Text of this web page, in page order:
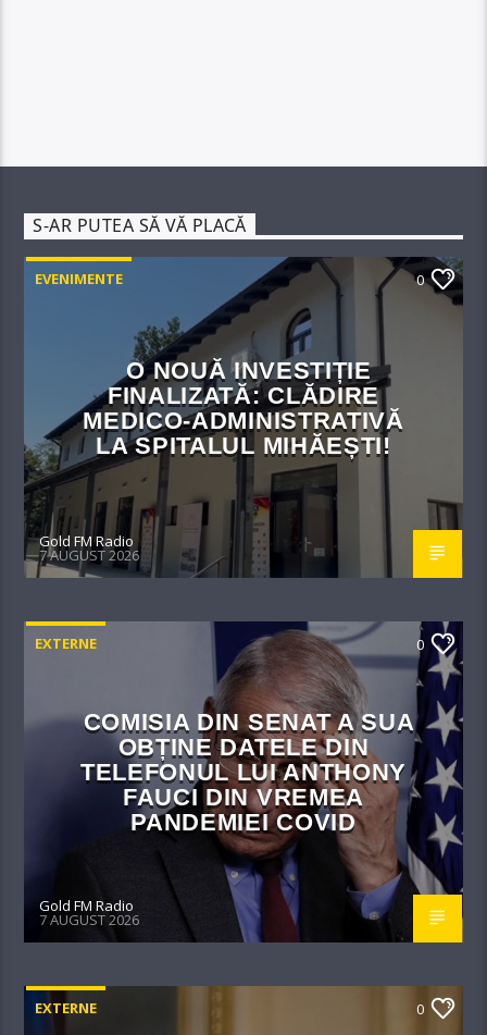
S-AR PUTEA SĂ VĂ PLACĂ
EVENIMENTE 0
O NOUĂ INVESTIȚIE
FINALIZATĂ: CLĂDIRE
MEDICO-ADMINISTRATIVĂ
LA SPITALUL MIHĂEȘTI!​
Gold FM Radio
7 AUGUST 2026
EXTERNE 0
COMISIA DIN SENAT A SUA
OBȚINE DATELE DIN
TELEFONUL LUI ANTHONY
FAUCI DIN VREMEA
PANDEMIEI COVID
Gold FM Radio
7 AUGUST 2026
EXTERNE 0